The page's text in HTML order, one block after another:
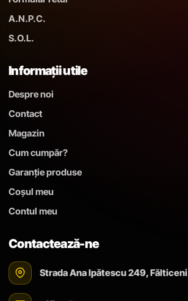
A.N.P.C.
S.O.L.
Informații utile
Despre noi
Contact
Magazin
Cum cumpăr?
Garanție produse
Coșul meu
Contul meu
Contactează-ne
Strada Ana Ipătescu 249, Fălticeni